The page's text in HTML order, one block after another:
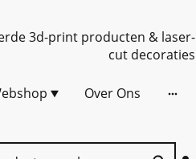
3d-print producten & laser-
cut decoraties
Over Ons